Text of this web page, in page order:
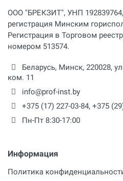
ООО "БРЕКЗИТ", УНП 192839764,
регистрация Минским
Регистрация в Торговом
номером 513574.
Беларусь, Минск, 220028,
ком. 11
info@prof-inst.by
+375 (17) 227-03-84, +375
Пн-Пт 8:30-17:00
Информация
Политика